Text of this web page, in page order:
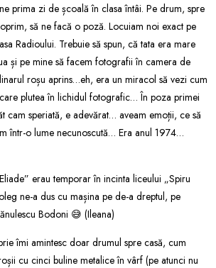
prima zi de școală în clasa întâi. Pe drum, spre
să ne facă o poză. Locuiam noi exact pe
Radioului. Trebuie să spun, că tata era mare
și pe mine să facem fotografii în camera de
roșu aprins…eh, era un miracol să vezi cum
plutea în lichidul fotografic… În poza primei
cam speriată, e adevărat… aveam emoții, ce să
într-o lume necunoscută… Era anul 1974…
erau temporar în incinta liceului „Spiru
ne-a dus cu mașina pe de-a dreptul, pe
Bodoni 😅 (Ileana)
îmi amintesc doar drumul spre casă, cum
cu cinci buline metalice în vârf (pe atunci nu